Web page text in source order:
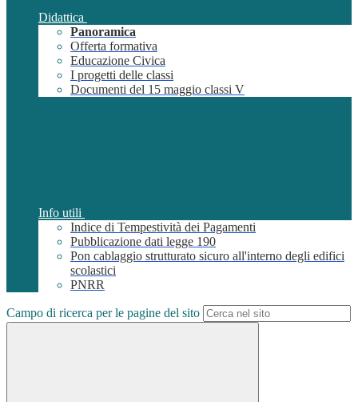
Didattica
Panoramica
Offerta formativa
Educazione Civica
I progetti delle classi
Documenti del 15 maggio classi V
Info utili
Indice di Tempestività dei Pagamenti
Pubblicazione dati legge 190
Pon cablaggio strutturato sicuro all'interno degli edifici
scolastici
PNRR
Campo di ricerca per le pagine del sito